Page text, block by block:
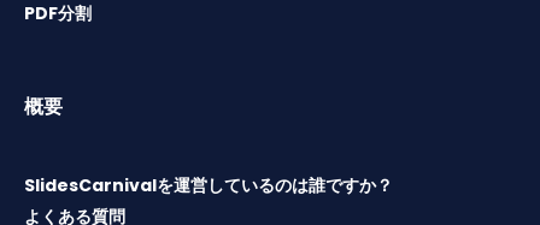
PDF分割
概要
SlidesCarnivalを運営しているのは誰ですか？
よくある質問